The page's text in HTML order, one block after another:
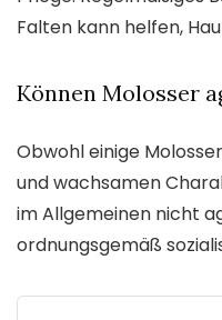
Falten kann helfen,
Können Molosser
Obwohl einige
und wachsamen
im Allgemeinen nicht
ordnungsgemäß